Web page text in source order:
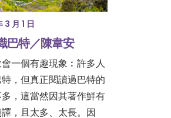
3 月 1 日
巴特／陳韋安
一個有趣現象︰許多人
，但真正閱讀過巴特的
，這當然因其著作鮮有
，且太多、太長。因